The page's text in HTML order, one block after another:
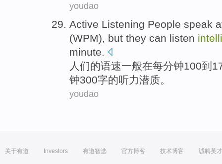
youdao
Active Listening People speak
(WPM), but they can listen
minute.
人们的语速一般在每分钟100到
钟300字的听力潜质。
youdao
关于有道 Investors 有道智选 官方博客 技术博客 诚聘英才